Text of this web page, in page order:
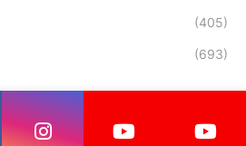
(405)
(693)